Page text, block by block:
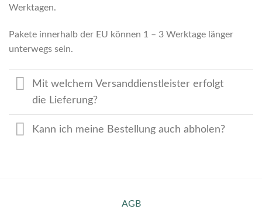
Werktagen.
Pakete innerhalb der EU können 1 – 3 Werktage länger
unterwegs sein.
Mit welchem Versanddienstleister erfolgt
die Lieferung?
Kann ich meine Bestellung auch abholen?
AGB